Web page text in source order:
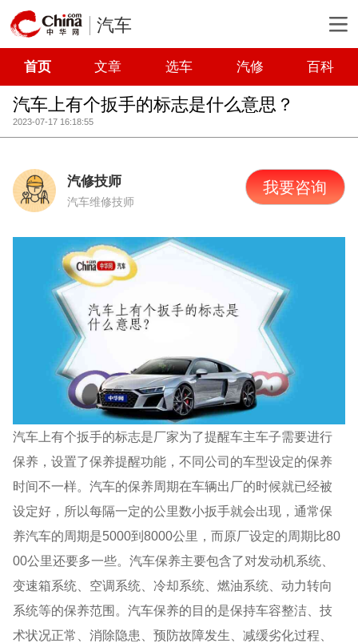
汽车
首页 文章 选车 汽修 百科
汽车上有个扳手的标志是什么意思？
2023-07-17 16:18:55
汽修技师
汽车维修技师
我要咨询
汽车上有个扳手的标志是厂家为了提醒车主车子需要进行
保养，设置了保养提醒功能，不同公司的车型设定的保养
时间不一样。汽车的保养周期在车辆出厂的时候就已经被
设定好，所以每隔一定的公里数小扳手就会出现，通常保
养汽车的周期是5000到8000公里，而原厂设定的周期比80
00公里还要多一些。汽车保养主要包含了对发动机系统、
变速箱系统、空调系统、冷却系统、燃油系统、动力转向
系统等的保养范围。汽车保养的目的是保持车容整洁、技
术状况正常、消除隐患、预防故障发生、减缓劣化过程、